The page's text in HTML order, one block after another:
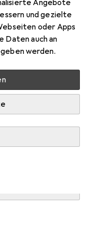
Angebote
und gezielte
oder Apps
Daten auch an
werden.
von Dipos